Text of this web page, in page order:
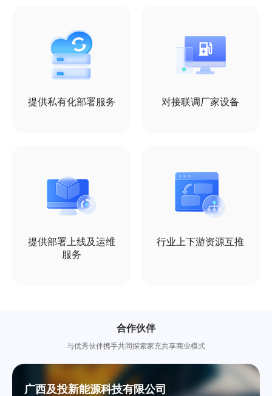
提供私有化部署服务 对接联调厂家设备
提供部署上线及运维
服务
行业上下游资源互推
合作伙伴
与优秀伙伴携手共同探索家充共享商业模式
广西及投新能源科技有限公司